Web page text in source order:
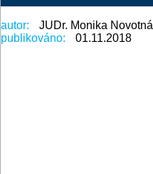
autor:
JUDr. Monika Novotná
publikováno:
01.11.2018